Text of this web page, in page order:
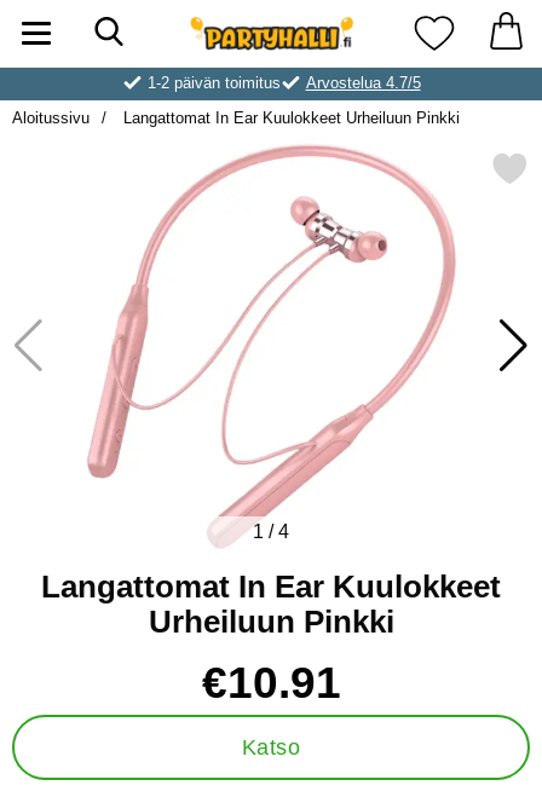
Ostoskori laajennettu Partyhallen AB
Suosikkini
1-2 päivän toimitus
Arvostelua 4.7/5
Aloitussivu
Langattomat In Ear Kuulokkeet Urheiluun Pinkki
Merkitse langattomat In Ear
1 /4
Langattomat In Ear Kuulokkeet
Urheiluun Pinkki
hinta
€10.91
Katso